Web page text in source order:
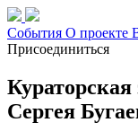
События О проекте
Присоединиться
Сергея